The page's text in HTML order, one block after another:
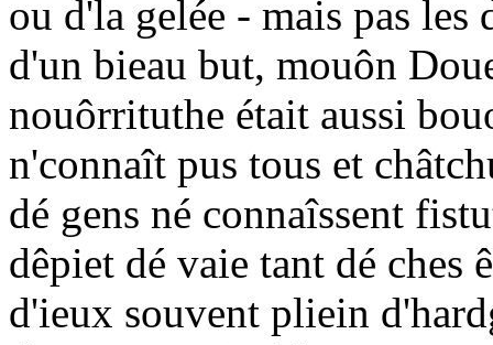
ou d'la gelée - mais pas
d'un bieau but, mouôn
nouôrrituthe était aussi
n'connaît pus tous et
dé gens né connaîssent
dêpiet dé vaie tant dé ches
d'ieux souvent pliein